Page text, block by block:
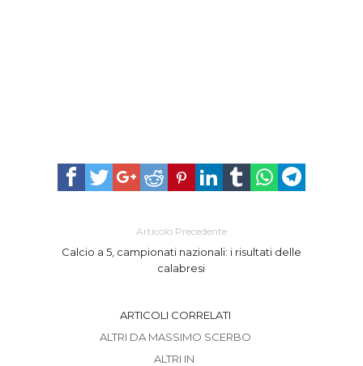
Articolo Precedente
Calcio a 5, campionati nazionali: i risultati delle
calabresi
ARTICOLI CORRELATI
ALTRI DA MASSIMO SCERBO
ALTRI IN